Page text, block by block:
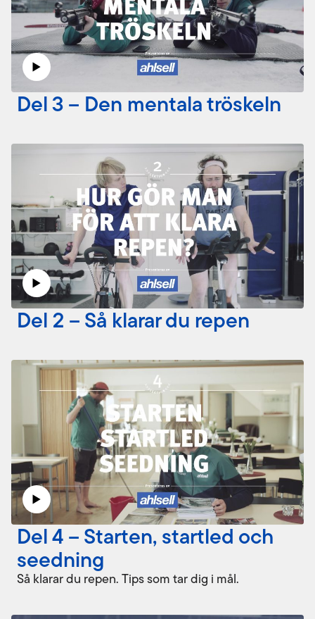
Del 3 – Den mentala tröskeln
Del 2 – Så klarar du repen
Del 4 – Starten, startled och
seedning
Så klarar du repen. Tips som tar dig i mål.